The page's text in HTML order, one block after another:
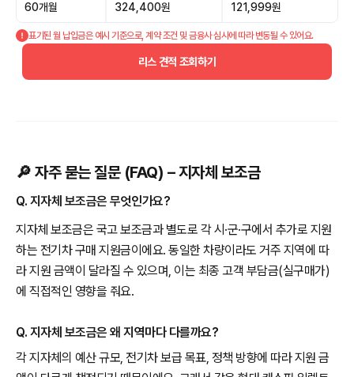
60개월 324,400원 121,999원
표기된 월 납입금은 예시 기준으로, 계약 조건 및 금융사 심사에 따라 변동될 수 있어요.
리스 견적 조회하기
🔎 자주 묻는 질문 (FAQ) – 지자체 보조금
Q. 지자체 보조금은 무엇인가요?
지자체 보조금은 국고 보조금과 별도로 각 시·군·구에서 추가로 지원
하는 전기차 구매 지원금이에요. 동일한 차량이라도 거주 지역에 따
라 지원 금액이 달라질 수 있으며, 이는 최종 고객 부담금(실구매가)
에 직접적인 영향을 줘요.
Q. 지자체 보조금은 왜 지역마다 다를까요?
각 지자체의 예산 규모, 전기차 보급 목표, 정책 방향에 따라 지원 금